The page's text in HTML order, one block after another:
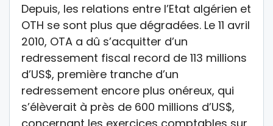
Depuis, les relations entre l’Etat algérien et
OTH se sont plus que dégradées. Le 11 avril
2010, OTA a dû s’acquitter d’un
redressement fiscal record de 113 millions
d’US$, première tranche d’un
redressement encore plus onéreux, qui
s’élèverait à près de 600 millions d’US$,